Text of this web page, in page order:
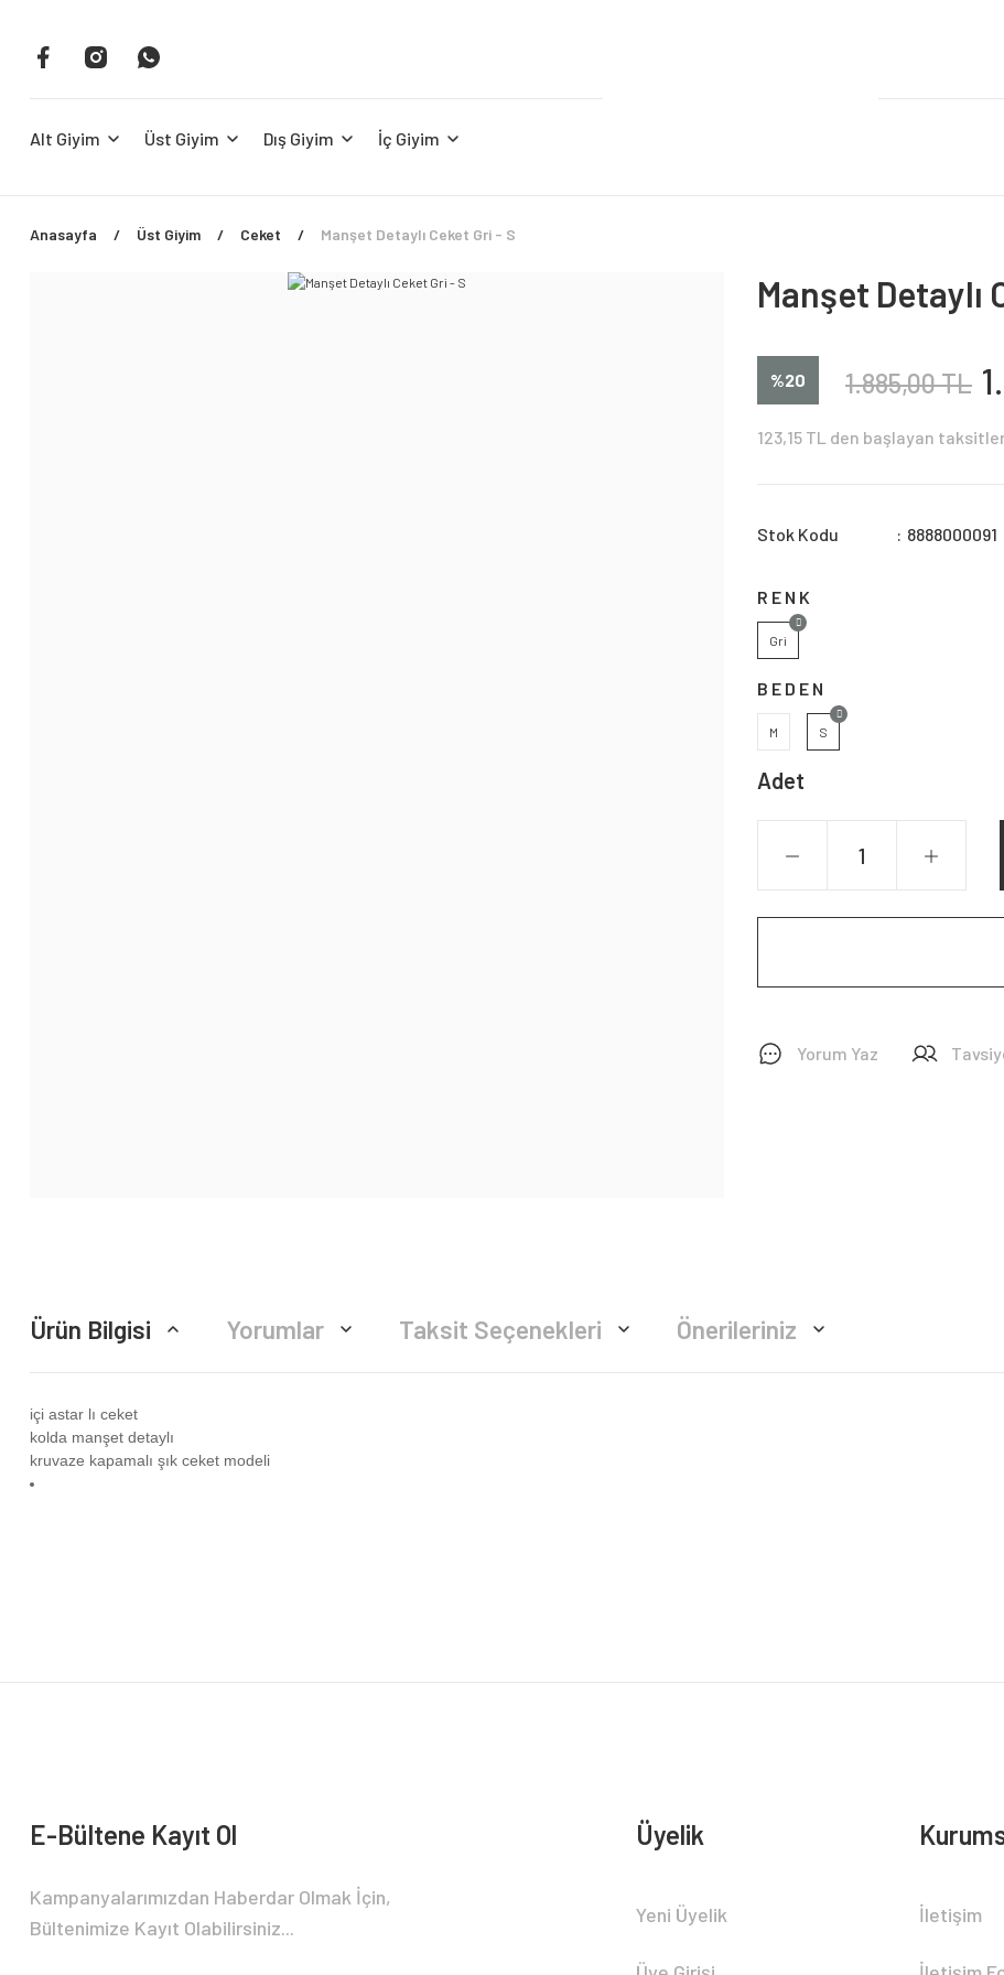
Alt Giyim Üst Giyim Dış Giyim İç Giyim
Anasayfa Üst Giyim Ceket Manşet Detaylı Ceket Gri - S
Manşet Detaylı
%20 1.885,00 TL
123,15 TL den başlayan
Stok Kodu 8888000091
RENK
Gri
BEDEN
M S
Adet
Yorum Yaz
Ürün Bilgisi Yorumlar Taksit Seçenekleri Önerileriniz
içi astar lı ceket
kolda manşet detaylı
kruvaze kapamalı şık ceket modeli
E-Bültene Kayıt Ol
Kampanyalarımızdan Haberdar Olmak İçin,
Bültenimize Kayıt Olabilirsiniz...
Üyelik
Yeni Üyelik İletişim